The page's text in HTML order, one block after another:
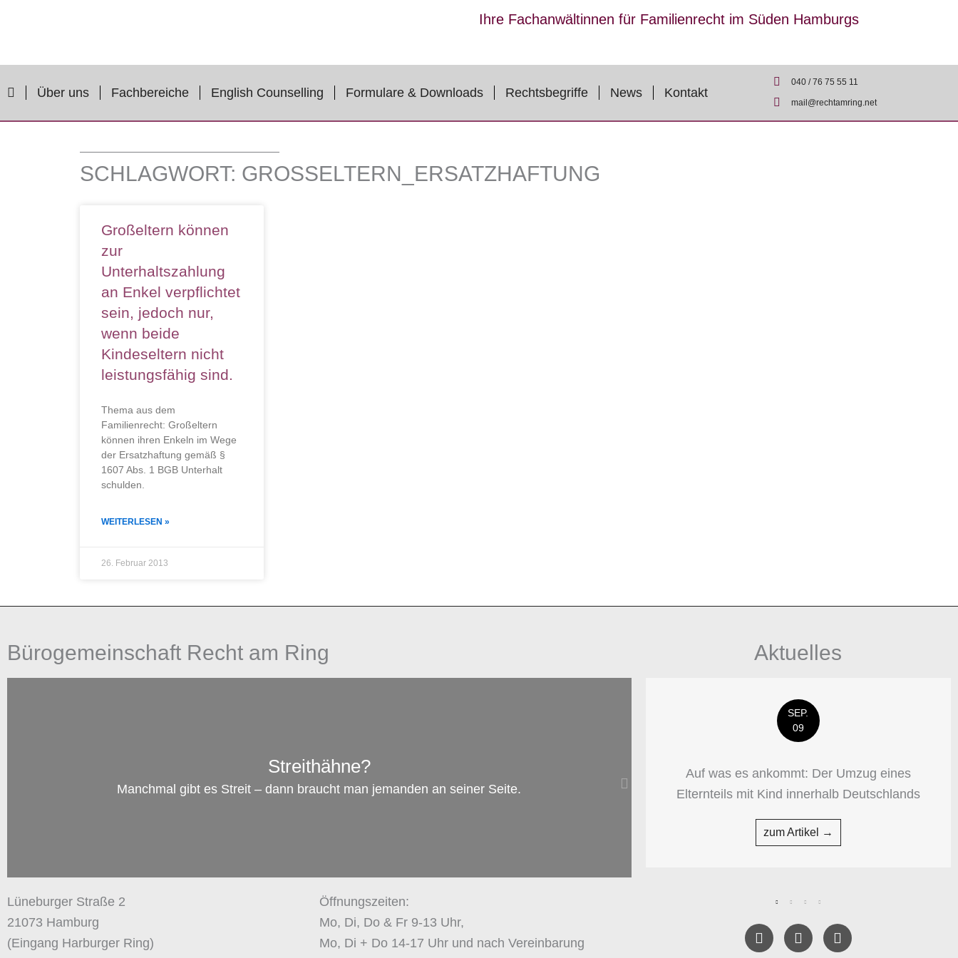
Ihre Fachanwältinnen für Familienrecht im Süden Hamburgs
Über uns Fachbereiche English Counselling Formulare & Downloads Rechtsbegriffe News Kontakt
040 / 76 75 55 11
mail@rechtamring.net
SCHLAGWORT: GROSSELTERN_ERSATZHAFTUNG
Großeltern können
zur
Unterhaltszahlung
an Enkel verpflichtet
sein, jedoch nur,
wenn beide
Kindeseltern nicht
leistungsfähig sind.
Thema aus dem
Familienrecht: Großeltern
können ihren Enkeln im Wege
der Ersatzhaftung gemäß §
1607 Abs. 1 BGB Unterhalt
schulden.
WEITERLESEN »
26. Februar 2013
Bürogemeinschaft Recht am Ring
Streithähne?
Manchmal gibt es Streit – dann braucht man jemanden an seiner Seite.
Lüneburger Straße 2
21073 Hamburg
(Eingang Harburger Ring)
Öffnungszeiten:
Mo, Di, Do & Fr 9-13 Uhr,
Mo, Di + Do 14-17 Uhr und nach Vereinbarung
Aktuelles
Elternteil das Rauchen verbieten, während
SEP.
09
Auf was es ankommt: Der Umzug eines
Elternteils mit Kind innerhalb Deutschlands
zum Artikel →
F
a
T
w
Y
e